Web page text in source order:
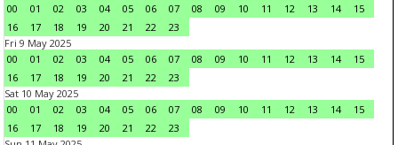
00
01 02 03 04 05 06 07 08 09 10 11 12 13 14
15
16
17 18 19 20 21 22
23
Fri 9 May 2025
00
01 02 03 04 05 06 07 08 09 10 11 12 13 14
15
16
17 18 19 20 21 22
23
Sat 10 May 2025
00
01 02 03 04 05 06 07 08 09 10 11 12 13 14
15
16
17 18 19 20 21 22
23